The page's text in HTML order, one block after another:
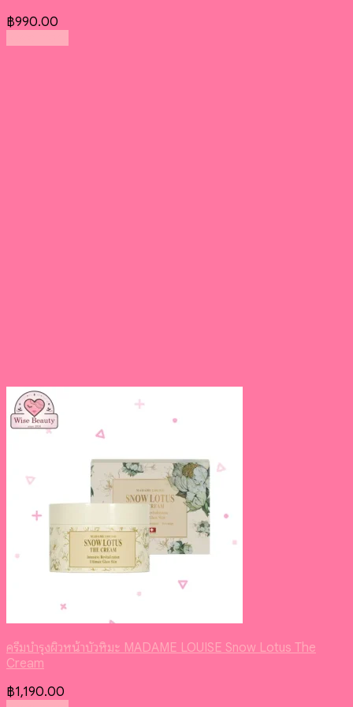
฿990.00
ครีมบำรุงผิวหน้าบัวหิมะ MADAME LOUISE Snow Lotus The
Cream
฿1,190.00